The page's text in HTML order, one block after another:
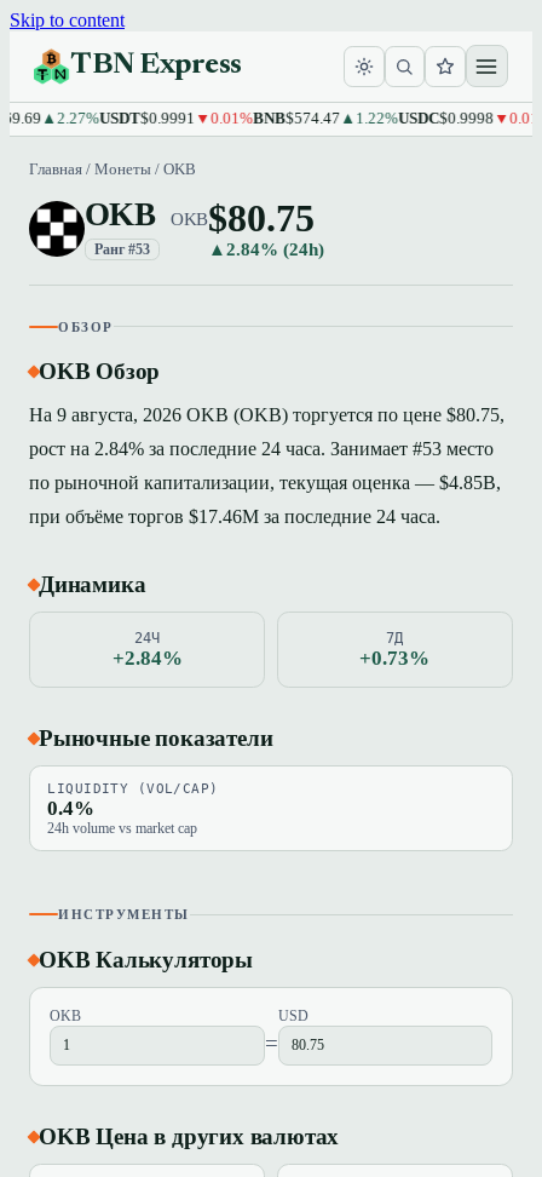
Skip to content
TBN Express
▲2.27%USDT$0.9991▼0.01%BNB$574.47▲1.22%USDC$0.9998▼0.01%
Главная / Монеты / OKB
OKB OKB
Ранг #53
$80.75
▲2.84% (24h)
ОБЗОР
OKB Обзор
На 9 августа, 2026 OKB (OKB) торгуется по цене $80.75,
рост на 2.84% за последние 24 часа. Занимает #53 место
по рыночной капитализации, текущая оценка — $4.85B,
при объёме торгов $17.46M за последние 24 часа.
Динамика
24Ч
+2.84%
7Д
+0.73%
Рыночные показатели
LIQUIDITY (VOL/CAP)
0.4%
24h volume vs market cap
ИНСТРУМЕНТЫ
OKB Калькуляторы
OKB
=
USD
OKB Цена в других валютах